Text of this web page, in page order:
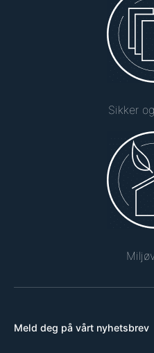
Sikker
Meld deg på vårt nyhetsbrev